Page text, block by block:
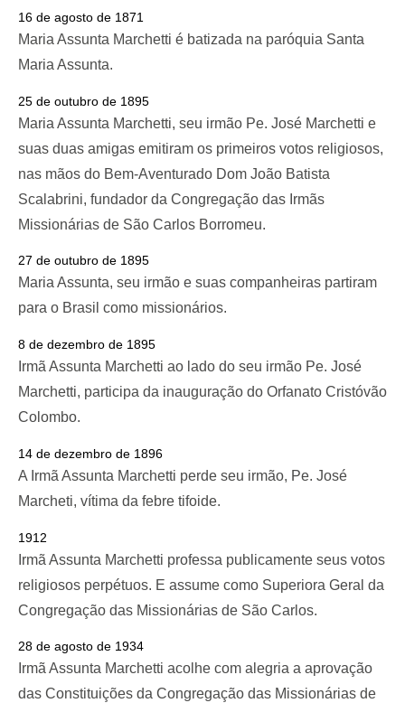
16 de agosto de 1871
Maria Assunta Marchetti é batizada na paróquia Santa
Maria Assunta.
25 de outubro de 1895
Maria Assunta Marchetti, seu irmão Pe. José Marchetti e
suas duas amigas emitiram os primeiros votos religiosos,
nas mãos do Bem-Aventurado Dom João Batista
Scalabrini, fundador da Congregação das Irmãs
Missionárias de São Carlos Borromeu.
27 de outubro de 1895
Maria Assunta, seu irmão e suas companheiras partiram
para o Brasil como missionários.
8 de dezembro de 1895
Irmã Assunta Marchetti ao lado do seu irmão Pe. José
Marchetti, participa da inauguração do Orfanato Cristóvão
Colombo.
14 de dezembro de 1896
A Irmã Assunta Marchetti perde seu irmão, Pe. José
Marcheti, vítima da febre tifoide.
1912
Irmã Assunta Marchetti professa publicamente seus votos
religiosos perpétuos. E assume como Superiora Geral da
Congregação das Missionárias de São Carlos.
28 de agosto de 1934
Irmã Assunta Marchetti acolhe com alegria a aprovação
das Constituições da Congregação das Missionárias de